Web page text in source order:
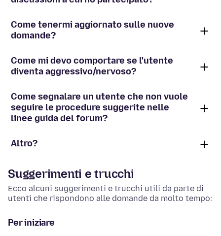
Come tenermi aggiornato sulle nuove
domande?
Come mi devo comportare se l'utente
diventa aggressivo/nervoso?
Come segnalare un utente che non vuole
seguire le procedure suggerite nelle
linee guida del forum?
Altro?
Suggerimenti e trucchi
Ecco alcuni suggerimenti e trucchi utili da parte di
utenti che rispondono alle domande da molto tempo:
Per iniziare